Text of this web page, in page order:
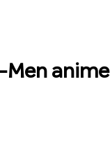
Men anime